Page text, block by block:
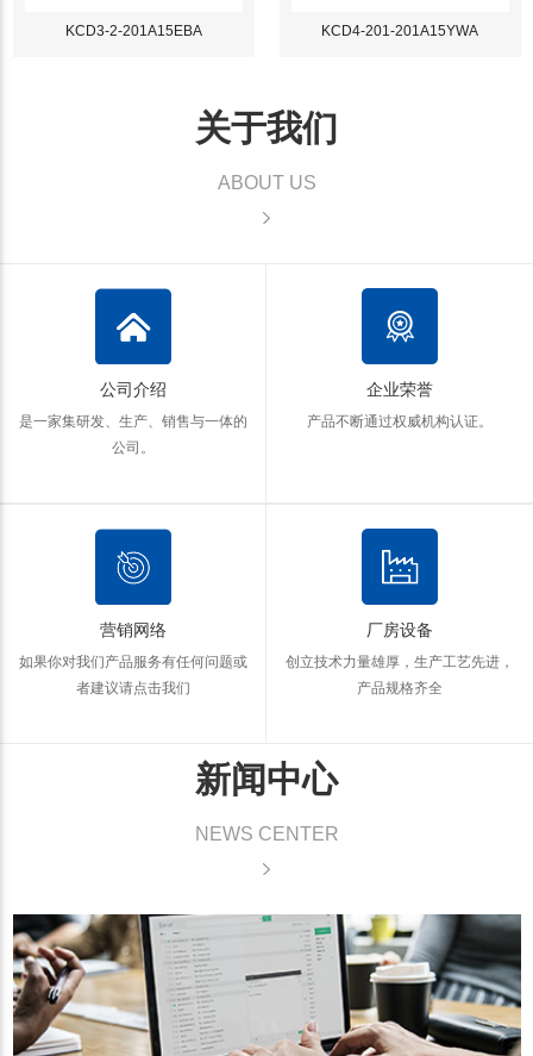
KCD3-2-201A15EBA KCD4-201-201A15YWA
关于我们
ABOUT US
公司介绍
是一家集研发、生产、销售与一体的
公司。
企业荣誉
产品不断通过权威机构认证。
营销网络
如果你对我们产品服务有任何问题或
者建议请点击我们
厂房设备
创立技术力量雄厚，生产工艺先进，
产品规格齐全
新闻中心
NEWS CENTER